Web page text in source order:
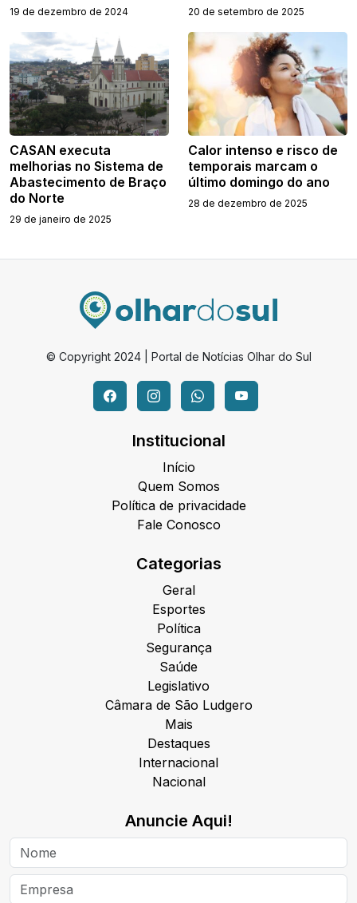
19 de dezembro de 2024 20 de setembro de 2025
CASAN executa
melhorias no Sistema de
Abastecimento de Braço
do Norte
29 de janeiro de 2025
Calor intenso e risco de
temporais marcam o
último domingo do ano
28 de dezembro de 2025
© Copyright 2024 | Portal de Notícias Olhar do Sul
Institucional
Início
Quem Somos
Política de privacidade
Fale Conosco
Categorias
Geral
Esportes
Política
Segurança
Saúde
Legislativo
Câmara de São Ludgero
Mais
Destaques
Internacional
Nacional
Anuncie Aqui!